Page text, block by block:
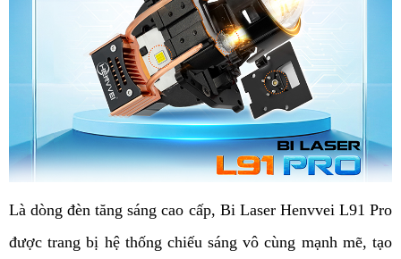
Là dòng đèn tăng sáng cao cấp, Bi Laser Henvvei L91 Pro
được trang bị hệ thống chiếu sáng vô cùng mạnh mẽ, tạo